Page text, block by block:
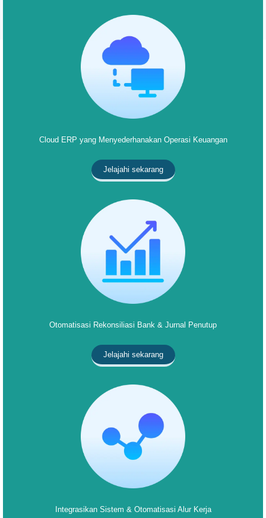
Cloud ERP yang Menyederhanakan Operasi Keuangan
Jelajahi sekarang
Otomatisasi Rekonsiliasi Bank & Jurnal Penutup
Jelajahi sekarang
Integrasikan Sistem & Otomatisasi Alur Kerja